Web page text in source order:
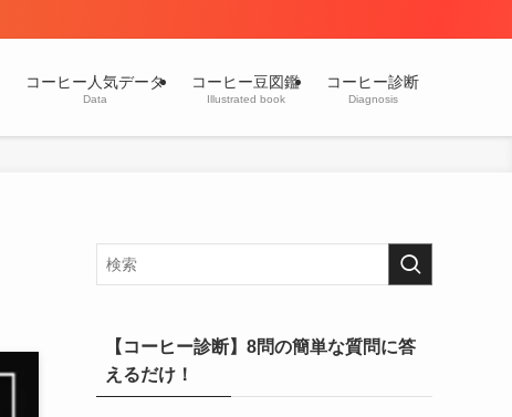
コーヒー人気データ
Data
コーヒー豆図鑑
Illustrated book
コーヒー診断
Diagnosis
【コーヒー診断】8問の簡単な質問に答
えるだけ！